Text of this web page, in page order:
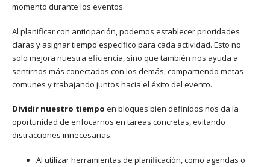
momento durante los eventos.
Al planificar con anticipación, podemos establecer prioridades
claras y asignar tiempo específico para cada actividad. Esto no
solo mejora nuestra eficiencia, sino que también nos ayuda a
sentirnos más conectados con los demás, compartiendo metas
comunes y trabajando juntos hacia el éxito del evento.
Dividir nuestro tiempo en bloques bien definidos nos da la
oportunidad de enfocarnos en tareas concretas, evitando
distracciones innecesarias.
Al utilizar herramientas de planificación, como agendas o